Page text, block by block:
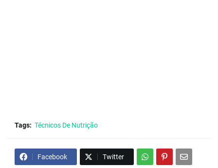
Tags: Técnicos De Nutrição
Facebook Twitter